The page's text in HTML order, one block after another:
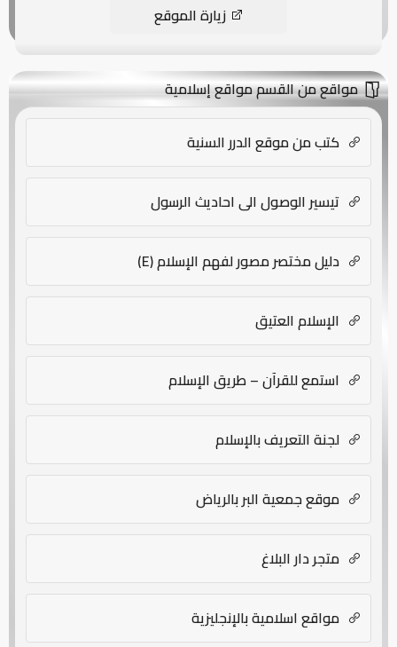
زيارة الموقع
مواقع من القسم مواقع إسلامية
كتب من موقع الدرر السنية
تيسير الوصول الى احاديث الرسول
دليل مختصر مصور لفهم الإسلام (E)
الإسلام العتيق
استمع للقرآن – طريق الإسلام
لجنة التعريف بالإسلام
موقع جمعية البر بالرياض
متجر دار البلاغ
مواقع اسلامية بالإنجليزية